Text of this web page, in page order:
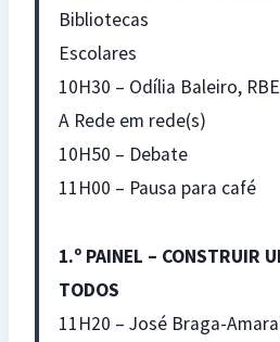
Bibliotecas
Escolares
10H30 – Odília Baleiro, RBE
A Rede em rede(s)
10H50 – Debate
11H00 – Pausa para café
1.º PAINEL – CONSTRUIR
TODOS
11H20 – José Braga-